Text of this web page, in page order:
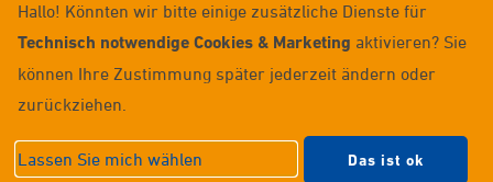
Datenschutz
Impressum
Widerrufsrecht
Anmelden / Registrieren
© 2026 Wunschkennzeichenversand
Datenschutzeinstellungen|
Hallo! Könnten wir bitte einige zusätzliche Dienste für
Technisch notwendige Cookies & Marketing aktivieren? Sie
können Ihre Zustimmung später jederzeit ändern oder
zurückziehen.
Lassen Sie mich wählen Das ist ok